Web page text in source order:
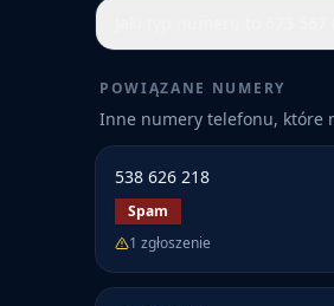
POWIĄZANE NUMERY
Inne numery telefonu, które
538 626 218
Spam
1 zgłoszenie